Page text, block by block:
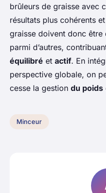
brûleurs de graisse avec
résultats plus cohérents
graisse doivent donc être
parmi d’autres,
équilibré et actif. En
perspective globale, on
cesse la gestion du poids
Minceur